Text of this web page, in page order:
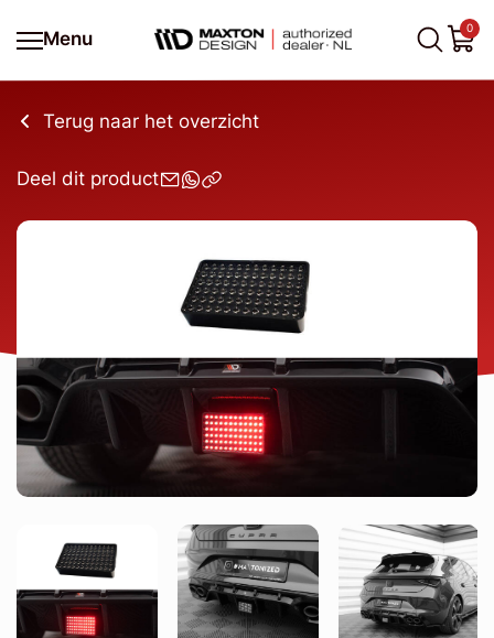
Menu
0
Terug naar het overzicht
Deel dit product